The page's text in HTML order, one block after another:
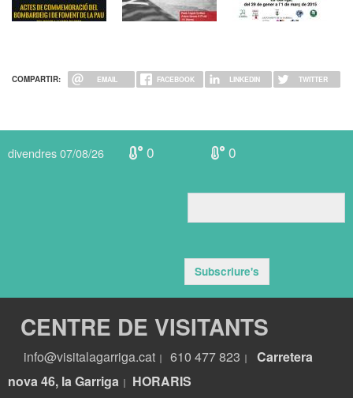
COMPARTIR: EMAIL FACEBOOK LINKEDIN TWITTER
divendres 07/08/26 0 0
Subscriure's
CENTRE DE VISITANTS
info@visitalagarriga.cat 610 477 823
Carretera
nova 46, la Garriga
HORARIS